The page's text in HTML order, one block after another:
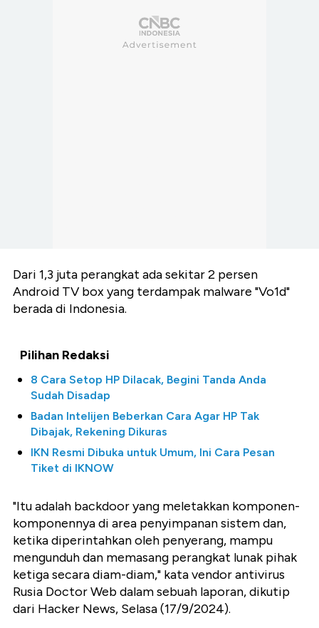
Dari 1,3 juta perangkat ada sekitar 2 persen
Android TV box yang terdampak malware "Vo1d"
berada di Indonesia.
Pilihan Redaksi
8 Cara Setop HP Dilacak, Begini Tanda Anda
Sudah Disadap
Badan Intelijen Beberkan Cara Agar HP Tak
Dibajak, Rekening Dikuras
IKN Resmi Dibuka untuk Umum, Ini Cara Pesan
Tiket di IKNOW
"Itu adalah backdoor yang meletakkan komponen-
komponennya di area penyimpanan sistem dan,
ketika diperintahkan oleh penyerang, mampu
mengunduh dan memasang perangkat lunak pihak
ketiga secara diam-diam," kata vendor antivirus
Rusia Doctor Web dalam sebuah laporan, dikutip
dari Hacker News, Selasa (17/9/2024).